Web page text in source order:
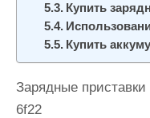
Купить
Купить
Зарядные
6f22